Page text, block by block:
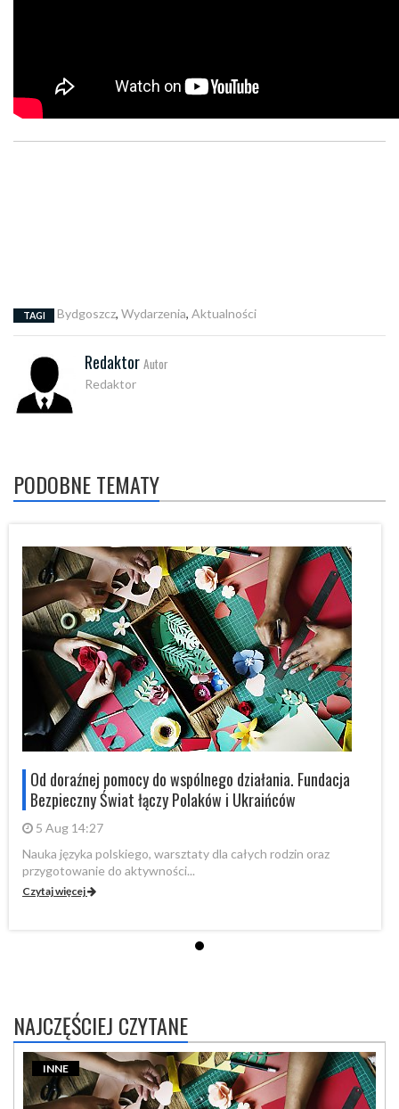
TAGI Bydgoszcz, Wydarzenia, Aktualności
Redaktor Autor
Redaktor
PODOBNE TEMATY
Od doraźnej pomocy do wspólnego działania. Fundacja
Bezpieczny Świat łączy Polaków i Ukraińców
5 Aug 14:27
Nauka języka polskiego, warsztaty dla całych rodzin oraz
przygotowanie do aktywności...
Czytaj więcej
NAJCZĘŚCIEJ CZYTANE
INNE